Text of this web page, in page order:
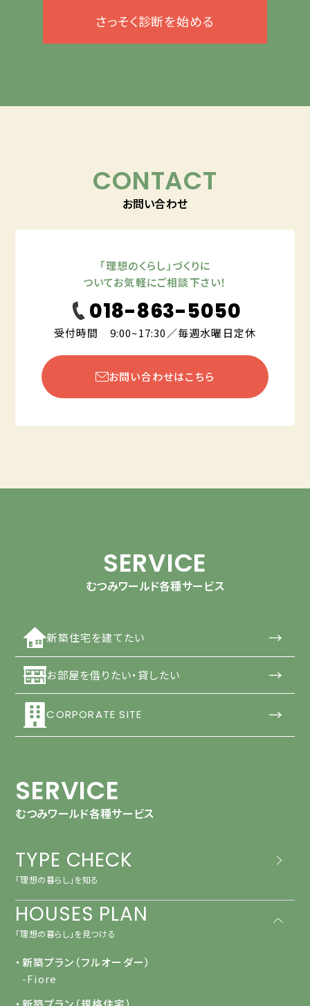
さっそく診断を始める
CONTACT
お問い合わせ
「理想のくらし」づくりに
ついてお気軽にご相談下さい！
018-863-5050
受付時間 9:00~17:30／毎週水曜日定休
お問い合わせはこちら
SERVICE
むつみワールド各種サービス
新築住宅を建てたい →
お部屋を借りたい・貸したい →
CORPORATE SITE →
SERVICE
むつみワールド各種サービス
TYPE CHECK
「理想の暮らし」を知る
HOUSES PLAN
「理想の暮らし」を見つける
・新築プラン（フルオーダー）
-Fiore